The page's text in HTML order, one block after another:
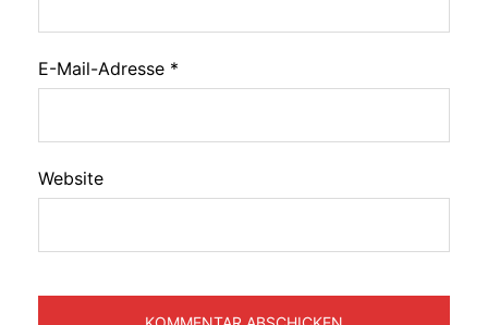
E-Mail-Adresse *
Website